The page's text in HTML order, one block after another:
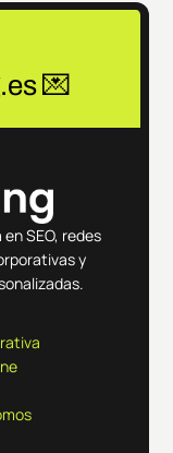
💌
SEO, redes
y